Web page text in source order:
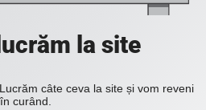
la site
câte ceva la site și vom reveni
în curând.